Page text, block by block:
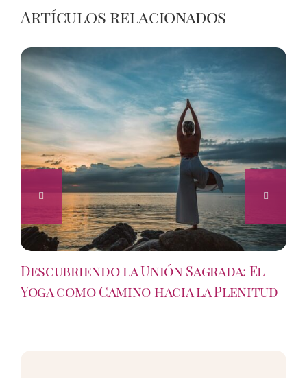
Artículos relacionados
Descubriendo la Unión Sagrada: El
Yoga como Camino hacia la Plenitud